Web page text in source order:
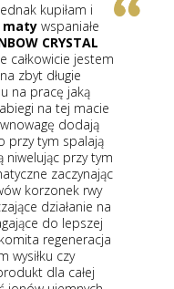
się nad kupnem
turmalinowej
turmalinuw
z żoną na zabiegi
a jeżeli w tym sklepie
w placówkach tych
są najlepsze a cała reszta
się to całkowitą
w których uczestniczyłem
prawie 6500
miała mniej kamieni była
i krótsza pozwoliłem
sprzedawcy który
prawo do 14 dni oddać
działaniematy
turmalinu
mówiła pani tam gdzie